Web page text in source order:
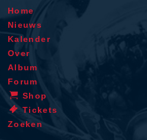
Home
Nieuws
Kalender
Over
Album
Forum
Shop
Tickets
Zoeken